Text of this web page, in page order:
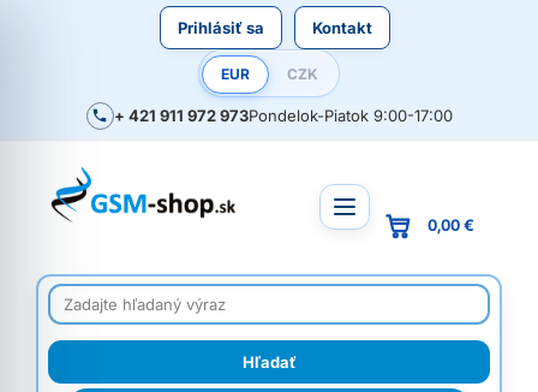
Prihlásiť sa Kontakt
EUR CZK
+ 421 911 972 973Pondelok-Piatok 9:00-17:00
0,00 €